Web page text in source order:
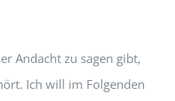
Andacht zu sagen gibt,
Ich will im Folgenden